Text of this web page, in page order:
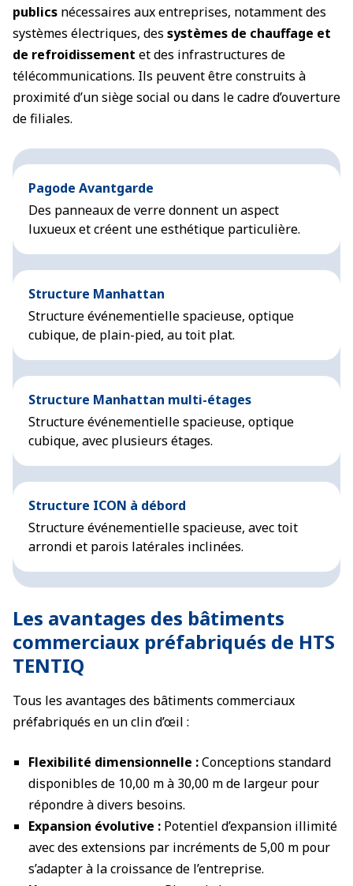
publics nécessaires aux entreprises, notamment des
systèmes électriques, des systèmes de chauffage et
de refroidissement et des infrastructures de
télécommunications. Ils peuvent être construits à
proximité d’un siège social ou dans le cadre d’ouverture
de filiales.
Pagode Avantgarde
Des panneaux de verre donnent un aspect
luxueux et créent une esthétique particulière.
Structure Manhattan
Structure événementielle spacieuse, optique
cubique, de plain-pied, au toit plat.
Structure Manhattan multi-étages
Structure événementielle spacieuse, optique
cubique, avec plusieurs étages.
Structure ICON à débord
Structure événementielle spacieuse, avec toit
arrondi et parois latérales inclinées.
Les avantages des bâtiments
commerciaux préfabriqués de HTS
TENTIQ
Tous les avantages des bâtiments commerciaux
préfabriqués en un clin d’œil :
Flexibilité dimensionnelle :Conceptions standard
disponibles de 10,00 m à 30,00 m de largeur pour
répondre à divers besoins.
Expansion évolutive : Potentiel d’expansion illimité
avec des extensions par incréments de 5,00 m pour
s’adapter à la croissance de l’entreprise.